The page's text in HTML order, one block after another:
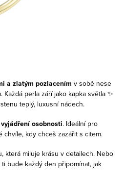
a zlatým pozlacením v sobě nese
perla září jako kapka světla ✨
teplý, luxusní nádech.
vyjádření osobnosti. Ideální pro
chvíle, kdy chceš zazářit s citem.
která miluje krásu v detailech. Nebo
bude každý den připomínat, jak